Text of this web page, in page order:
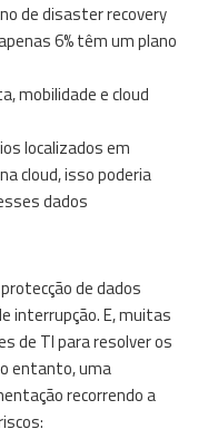
de disaster recovery
6% têm um plano
mobilidade e cloud
localizados em
cloud, isso poderia
dados
de dados
interrupção. E, muitas
de TI para resolver os
entanto, uma
recorrendo a